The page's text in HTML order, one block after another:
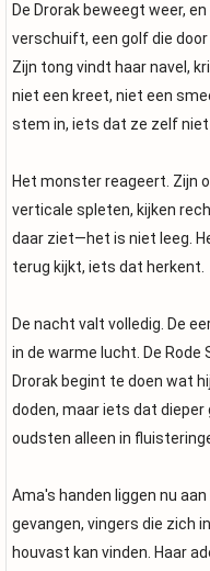
De Drorak beweegt weer,
verschuift, een golf die
Zijn tong vindt haar navel,
niet een kreet, niet een
stem in, iets dat ze zelf niet
Het monster reageert. Zijn
verticale spleten, kijken
daar ziet—het is niet leeg.
terug kijkt, iets dat herkent.
De nacht valt volledig. De
in de warme lucht. De Rode
Drorak begint te doen wat
doden, maar iets dat dieper
oudsten alleen in
Ama's handen liggen nu
gevangen, vingers die zich
houvast kan vinden. Haar